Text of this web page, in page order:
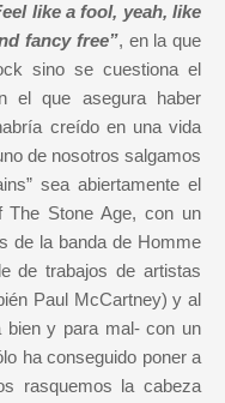
like a fool, yeah, like
fancy free”, en la que
sino se cuestiona el
el que asegura haber
creído en una vida
de nosotros salgamos
sea abiertamente el
Stone Age, con un
de la banda de Homme
de trabajos de artistas
Paul McCartney) y al
bien y para mal- con un
ha conseguido poner a
rasquemos la cabeza